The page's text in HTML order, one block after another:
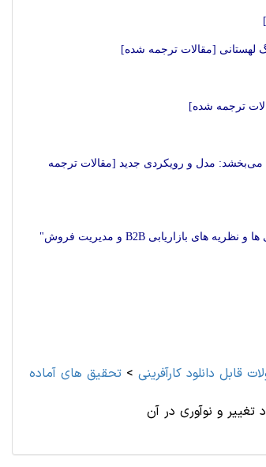
[مقالات ترجمه شده]
ترجمه شده]
می‌بخشد: مدل و رویکردی جدید [مقالات ترجمه
یک رویکرد اجرای تاثیرگرا در تحقیقات بازاریابی کسب و کار مقدمه ای بر موضوع ویژه "اجرای استراتژی ها و نظریه های بازاریابی B2B و مدیریت فروش"
قابل دانلود کارآفرینی > تحقیق های آماده